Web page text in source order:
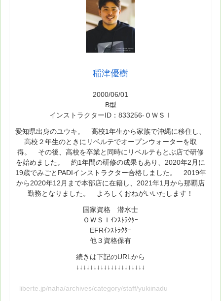
稲津優樹
2000/06/01
B型
インストラクターID：833256-ＯＷＳＩ
愛知県出身のユウキ。 高校1年生から家族で沖縄に移住し、
高校２年生のときにリベルテでオープンウォーターを取
得。 その後、高校を卒業と同時にリベルテもとぶ店で研修
を始めました。 約1年間の研修の成果もあり、2020年2月に
19歳でみごとPADIインストラクター合格しました。 2019年
から2020年12月まで本部店に在籍し、2021年1月から那覇店
勤務となりました。 よろしくおねがいいたします！
国家資格 潜水士
ＯＷＳＩｲﾝｽﾄﾗｸﾀｰ
EFRｲﾝｽﾄﾗｸﾀｰ
他３資格保有
続きは下記のURLから
↓↓↓↓↓↓↓↓↓↓↓↓↓↓↓↓↓↓↓↓
liberte.jp/naha/archives/category/staff/yukiinadu